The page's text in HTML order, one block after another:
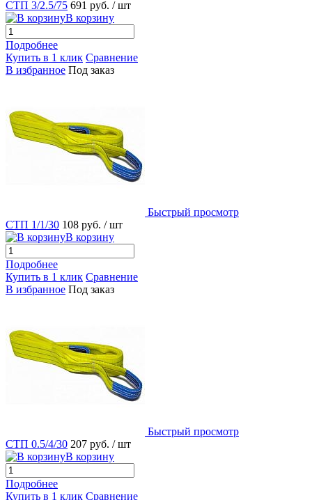
СТП 3/2.5/75 691 руб. / шт
В корзину
Подробнее
Купить в 1 клик Сравнение
В избранное Под заказ
Быстрый просмотр
СТП 1/1/30 108 руб. / шт
В корзину
Подробнее
Купить в 1 клик Сравнение
В избранное Под заказ
Быстрый просмотр
СТП 0.5/4/30 207 руб. / шт
В корзину
Подробнее
Купить в 1 клик Сравнение